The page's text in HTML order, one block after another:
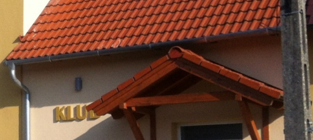
Látnivalók
Szombathelyi
Kistérség Többcélú
Társulás
Intézményfenntartó